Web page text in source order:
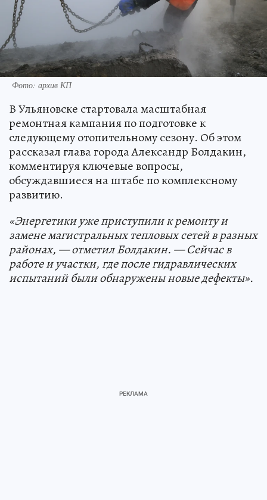
Фото: архив КП
В Ульяновске стартовала масштабная
ремонтная кампания по подготовке к
следующему отопительному сезону. Об этом
рассказал глава города Александр Болдакин,
комментируя ключевые вопросы,
обсуждавшиеся на штабе по комплексному
развитию.
«Энергетики уже приступили к ремонту и
замене магистральных тепловых сетей в разных
районах, — отметил Болдакин. — Сейчас в
работе и участки, где после гидравлических
испытаний были обнаружены новые дефекты».